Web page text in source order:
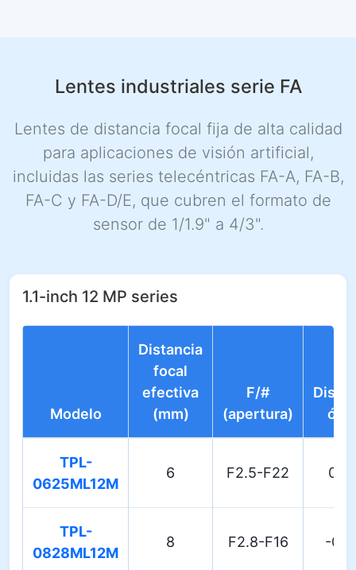
Lentes industriales serie FA
Lentes de distancia focal fija de alta calidad
para aplicaciones de visión artificial,
incluidas las series telecéntricas FA-A, FA-B,
FA-C y FA-D/E, que cubren el formato de
sensor de 1/1.9" a 4/3".
1.1-inch 12 MP series
Modelo
Distancia
focal
efectiva
(mm)
F/#
(apertura)
TPL-
0625ML12M
6 F2.5-F22
TPL-
0828ML12M
8 F2.8-F16 -